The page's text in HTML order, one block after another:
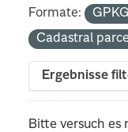
Formate:
Cadastral
Ergebnisse
Bitte versuch es